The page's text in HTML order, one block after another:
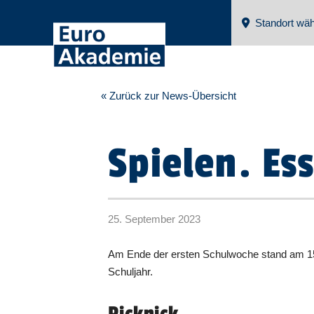
Standort
« Zurück zur News-Übersicht
Spielen.
25. September 2023
Am Ende der ersten Schulwoche stand am
Schuljahr.